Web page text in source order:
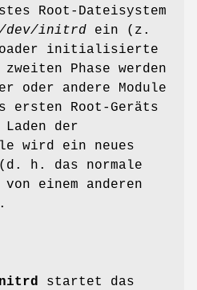
Root-Dateisystem
dev/initrd ein (z.
initialisierte
Phase werden
oder andere Module
ersten Root-Geräts
Laden der
wird ein neues
h. das normale
einem anderen
startet das